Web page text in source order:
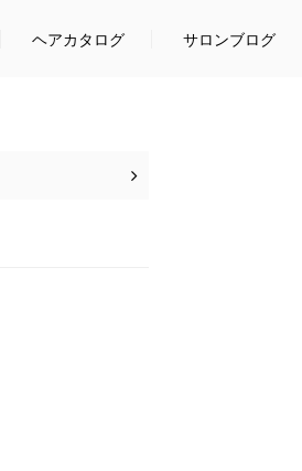
ヘアカタログ サロンブログ